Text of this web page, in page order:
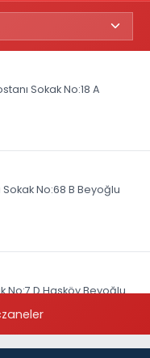
Sokak No:18 A
No:68 B Beyoğlu
No:7 D Hasköy Beyoğlu